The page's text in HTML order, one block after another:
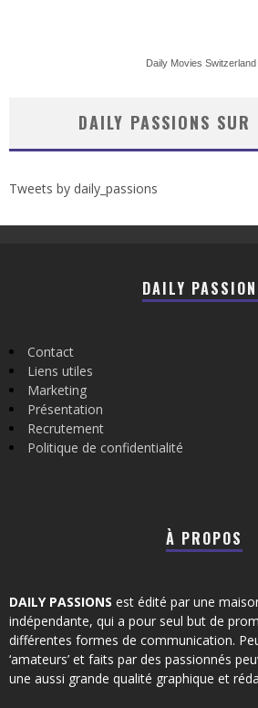
Daily Movies Switzerland
DAILY PASSIONS SUR
Tweets by daily_passions
DAILY
Contact
Liens utiles
Marketing
Présentation
Recrutement
Politique de confidentialité
À PROPOS
DAILY PASSIONS est édité par une
indépendante, qui a pour seul but de
différentes formes de communication.
‘amateurs’ et faits par des passionnés
une aussi grande qualité graphique et